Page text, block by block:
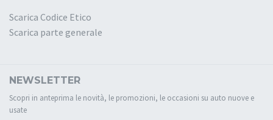
Scarica Codice Etico
Scarica parte generale
NEWSLETTER
Scopri in anteprima le novità, le promozioni, le occasioni su auto nuove e
usate